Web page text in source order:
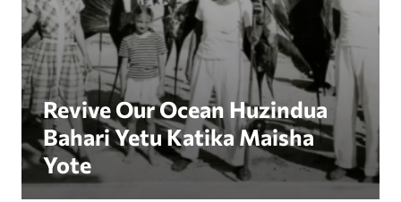
Revive Our Ocean Huzindua
Bahari Yetu Katika Maisha
Yote